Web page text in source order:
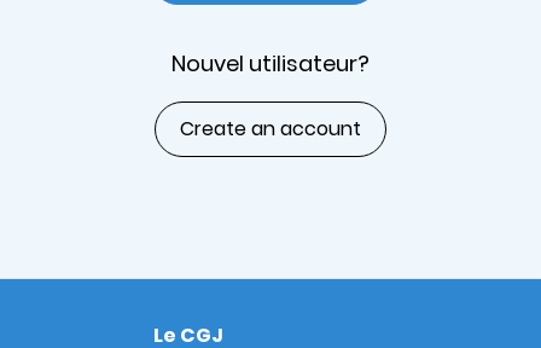
Nouvel utilisateur?
Create an account
Footer
Le CGJ